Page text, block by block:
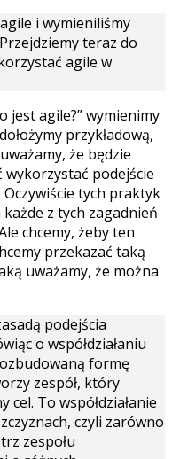
i wymieniliśmy
teraz do
agile w
jest agile?” wymienimy
przykładową,
że będzie
wykorzystać podejście
tych praktyk
z tych zagadnień
chcemy, żeby ten
przekazać taką
uważamy, że można
podejścia
o współdziałaniu
formę
zespół, który
To współdziałanie
czyli zarówno
zespołu